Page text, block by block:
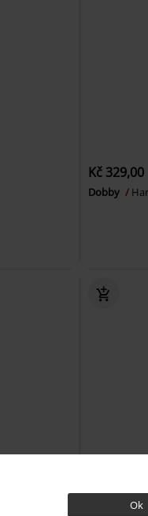
Ok
Kč 329,00
Dobby
Téměř